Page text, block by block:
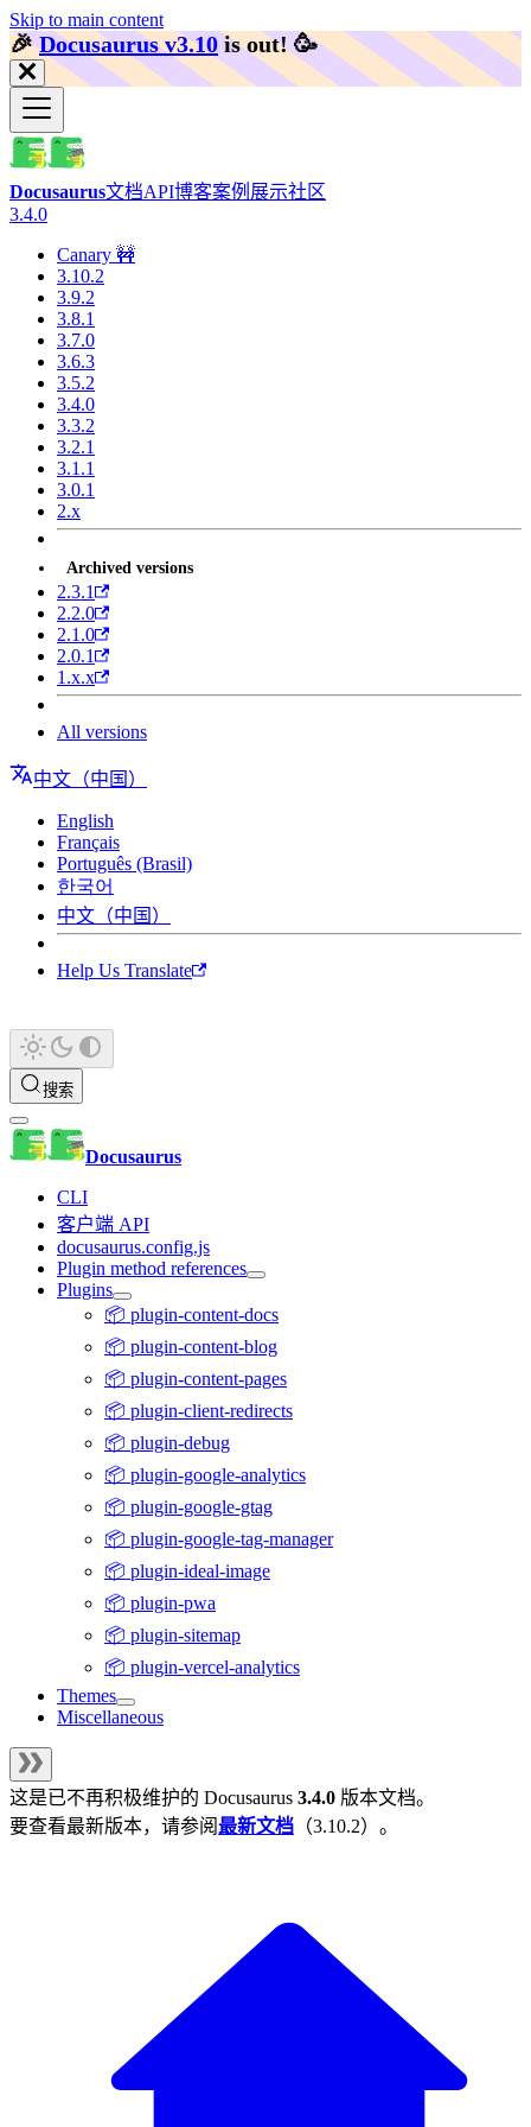
Skip to main content
🎉️Docusaurus v3.10 is out! 🥳️
Docusaurus文档API博客案例展示社区
3.4.0
Canary 🚧
3.10.2
3.9.2
3.8.1
3.7.0
3.6.3
3.5.2
3.4.0
3.3.2
3.2.1
3.1.1
3.0.1
2.x
Archived versions
2.3.1
2.2.0
2.1.0
2.0.1
1.x.x
All versions
中文（中国）
English
Français
Português (Brasil)
한국어
中文（中国）
Help Us Translate
搜索
Docusaurus
CLI
客户端 API
docusaurus.config.js
Plugin method references
Plugins
📦 plugin-content-docs
📦 plugin-content-blog
📦 plugin-content-pages
📦 plugin-client-redirects
📦 plugin-debug
📦 plugin-google-analytics
📦 plugin-google-gtag
📦 plugin-google-tag-manager
📦 plugin-ideal-image
📦 plugin-pwa
📦 plugin-sitemap
📦 plugin-vercel-analytics
Themes
Miscellaneous
这是已不再积极维护的 Docusaurus 3.4.0 版本文档。
要查看最新版本，请参阅最新文档 （3.10.2）。